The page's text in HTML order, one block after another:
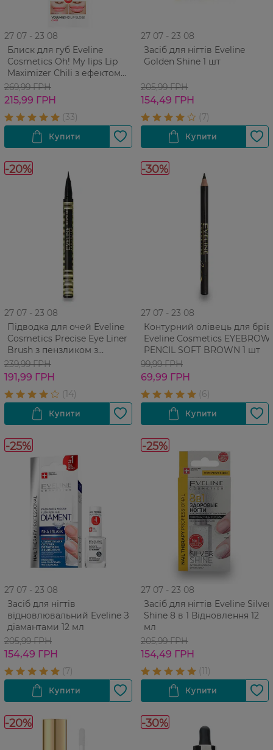
27 07 - 23 08
Блиск для губ Eveline
Cosmetics Oh! My lips Lip
Maximizer Chili з ефектом
збільшення губ 5 мл
269,99 ГРН
215,99 ГРН
27 07 - 23 08
Засіб для нігтів Eveline
Golden Shine 1 шт
205,99 ГРН
154,49 ГРН
-20%
27 07 - 23 08
Підводка для очей Eveline
Cosmetics Precise Eye Liner
Brush з пензликом з
натурального ворсу 4 мл
239,99 ГРН
191,99 ГРН
-30%
27 07 - 23 08
Контурний олівець для брів
Eveline Cosmetics EYEBROW
PENCIL SOFT BROWN 1 шт
99,99 ГРН
69,99 ГРН
-25%
27 07 - 23 08
Засіб для нігтів
відновлювальний Eveline З
діамантами 12 мл
205,99 ГРН
154,49 ГРН
-25%
27 07 - 23 08
Засіб для нігтів Eveline Silver
Shine 8 в 1 Відновлення 12
мл
205,99 ГРН
154,49 ГРН
-20% -30%